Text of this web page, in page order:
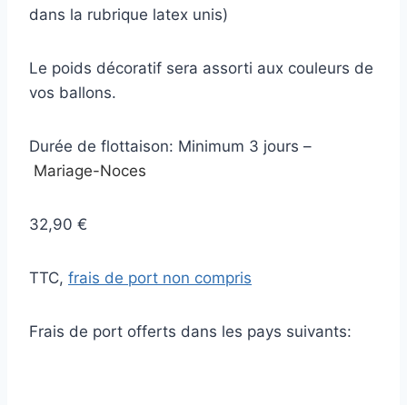
dans la rubrique latex unis)
Le poids décoratif sera assorti aux couleurs de
vos ballons.
Durée de flottaison: Minimum 3 jours –
Mariage-Noces
32,90 €
TTC, frais de port non compris
Frais de port offerts dans les pays suivants: